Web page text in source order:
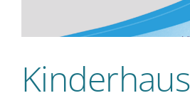
Kinderhaus